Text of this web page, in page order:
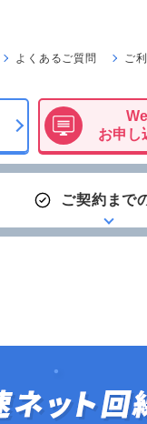
よくあるご質問 ご
お申し
ご契約まで